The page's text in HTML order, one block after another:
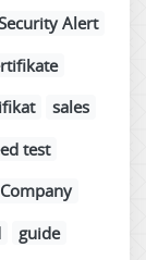
Alert
sales
test
Company
guide